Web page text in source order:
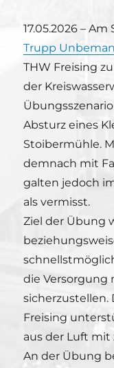
17.05.2026 –
Trupp
THW Freising
der
Absturz eines
Stoibermühle.
demnach mit
galten jedoch
als vermisst.
Ziel der Übung
die Versorgung
sicherzustellen.
Freising
aus der Luft mit
An der Übung